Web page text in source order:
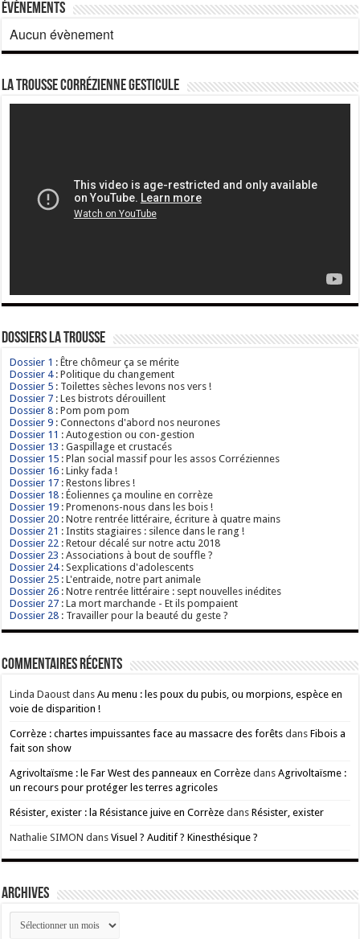
Évènements
Aucun évènement
La Trousse corrézienne gesticule
Dossiers La Trousse
Dossier 1 : Être chômeur ça se mérite
Dossier 4: Politique du changement
Dossier 5 : Toilettes sèches levons nos vers !
Dossier 7 : Les bistrots dérouillent
Dossier 8 : Pom pom pom
Dossier 9 : Connectons d'abord nos neurones
Dossier 11 : Autogestion ou con-gestion
Dossier 13 : Gaspillage et crustacés
Dossier 15 : Plan social massif pour les assos Corréziennes
Dossier 16 : Linky fada !
Dossier 17 : Restons libres !
Dossier 18 : Éoliennes ça mouline en corrèze
Dossier 19 : Promenons-nous dans les bois !
Dossier 20 : Notre rentrée littéraire, écriture à quatre mains
Dossier 21 : Instits stagiaires : silence dans le rang !
Dossier 22 : Retour décalé sur notre actu 2018
Dossier 23 : Associations à bout de souffle ?
Dossier 24: Sexplications d'adolescents
Dossier 25 : L'entraide, notre part animale
Dossier 26 : Notre rentrée littéraire : sept nouvelles inédites
Dossier 27 : La mort marchande - Et ils pompaient
Dossier 28 : Travailler pour la beauté du geste ?
Commentaires récents
Linda Daoust dansAu menu : les poux du pubis, ou morpions, espèce en
voie de disparition !
Corrèze : chartes impuissantes face au massacre des forêts dansFibois a
fait son show
Agrivoltaïsme : le Far West des panneaux en Corrèze dansAgrivoltaïsme :
un recours pour protéger les terres agricoles
Résister, exister : la Résistance juive en Corrèze dansRésister, exister
Nathalie SIMON dansVisuel ? Auditif ? Kinesthésique ?
ARCHIVES
ARCHIVES